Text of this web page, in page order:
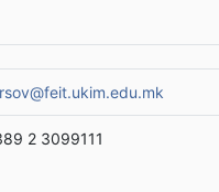
2 3099111